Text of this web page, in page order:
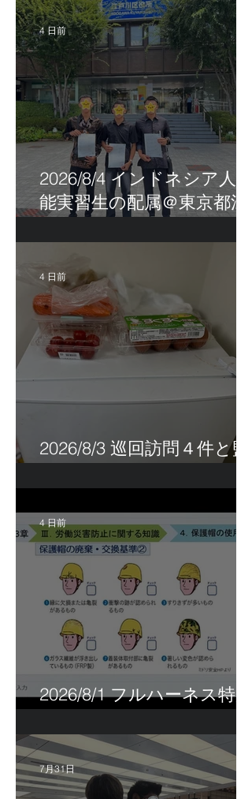
2026/8/4 インドネシア人技
能実習生の配属＠東京都江
4 日前
2026/8/3 巡回訪問４件と監
4 日前
2026/8/1 フルハーネス特別
4 日前
7月31日